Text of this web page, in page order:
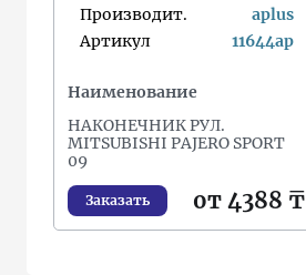
Производит.
aplus
Артикул
11644ap
Наименование
НАКОНЕЧНИК РУЛ.
MITSUBISHI PAJERO SPORT
09
Заказать от 4388 ₸